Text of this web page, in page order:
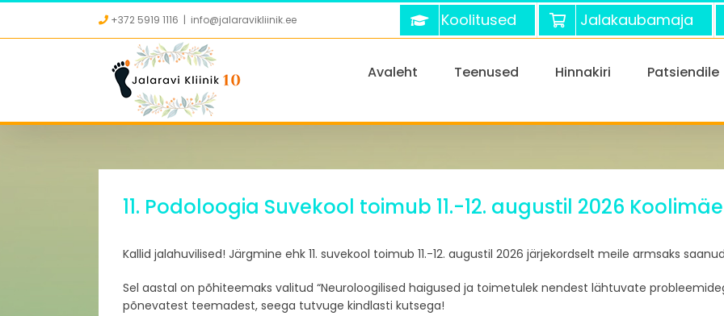
content
+372 5919 1116 | info@jalaravikliinik.ee Koolitused Jalakaubamaja
Avaleht Teenused Hinnakiri Patsiendile
11. Podoloogia Suvekool toimub 11.-12. augustil 2026
Kallid jalahuvilised! Järgmine ehk 11. suvekool toimub 11.-12. augustil 2026 järjekordselt meile armsaks
Sel aastal on põhiteemaks valitud “Neuroloogilised haigused ja toimetulek nendest lähtuvate
põnevatest teemadest, seega tutvuge kindlasti kutsega!